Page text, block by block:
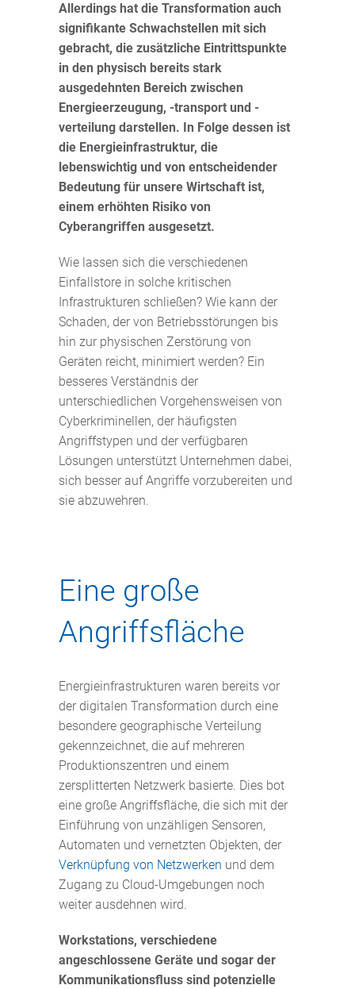
Allerdings hat die Transformation auch
signifikante Schwachstellen mit sich
gebracht, die zusätzliche Eintrittspunkte
in den physisch bereits stark
ausgedehnten Bereich zwischen
Energieerzeugung, -transport und -
verteilung darstellen. In Folge dessen ist
die Energieinfrastruktur, die
lebenswichtig und von entscheidender
Bedeutung für unsere Wirtschaft ist,
einem erhöhten Risiko von
Cyberangriffen ausgesetzt.
Wie lassen sich die verschiedenen
Einfallstore in solche kritischen
Infrastrukturen schließen? Wie kann der
Schaden, der von Betriebsstörungen bis
hin zur physischen Zerstörung von
Geräten reicht, minimiert werden? Ein
besseres Verständnis der
unterschiedlichen Vorgehensweisen von
Cyberkriminellen, der häufigsten
Angriffstypen und der verfügbaren
Lösungen unterstützt Unternehmen dabei,
sich besser auf Angriffe vorzubereiten und
sie abzuwehren.
Eine große
Angriffsfläche
Energieinfrastrukturen waren bereits vor
der digitalen Transformation durch eine
besondere geographische Verteilung
gekennzeichnet, die auf mehreren
Produktionszentren und einem
zersplitterten Netzwerk basierte. Dies bot
eine große Angriffsfläche, die sich mit der
Einführung von unzähligen Sensoren,
Automaten und vernetzten Objekten, der
Verknüpfung von Netzwerken und dem
Zugang zu Cloud-Umgebungen noch
weiter ausdehnen wird.
Workstations, verschiedene
angeschlossene Geräte und sogar der
Kommunikationsfluss sind potenzielle